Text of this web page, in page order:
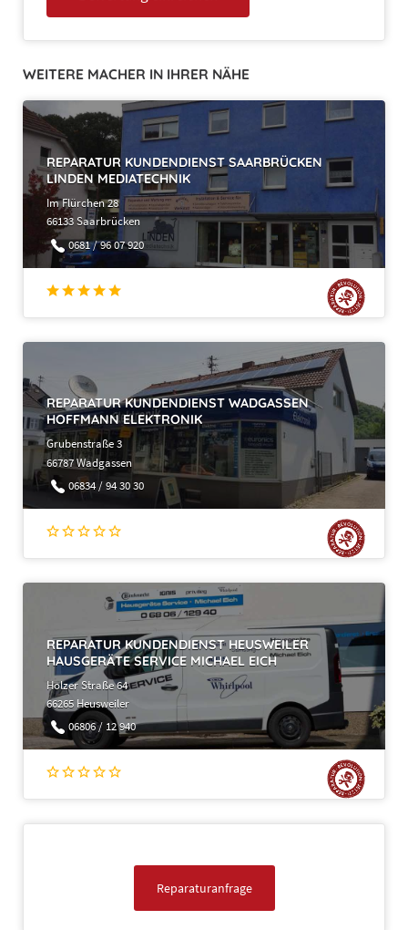
WEITERE MACHER IN IHRER NÄHE
REPARATUR KUNDENDIENST SAARBRÜCKEN
LINDEN MEDIATECHNIK
Im Flürchen 28
66133 Saarbrücken
0681 / 96 07 920
REPARATUR KUNDENDIENST WADGASSEN
HOFFMANN ELEKTRONIK
Grubenstraße 3
66787 Wadgassen
06834 / 94 30 30
REPARATUR KUNDENDIENST HEUSWEILER
HAUSGERÄTE SERVICE MICHAEL EICH
Holzer Straße 64
66265 Heusweiler
06806 / 12 940
Reparaturanfrage